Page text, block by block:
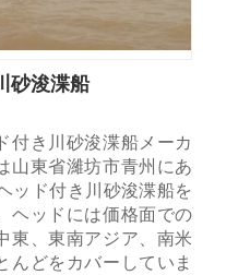
砂浚渫船
付き川砂浚渫船メーカ
山東省濰坊市青州にあ
ッド付き川砂浚渫船を
ヘッドには価格面での
東、東南アジア、南米
んどをカバーしていま